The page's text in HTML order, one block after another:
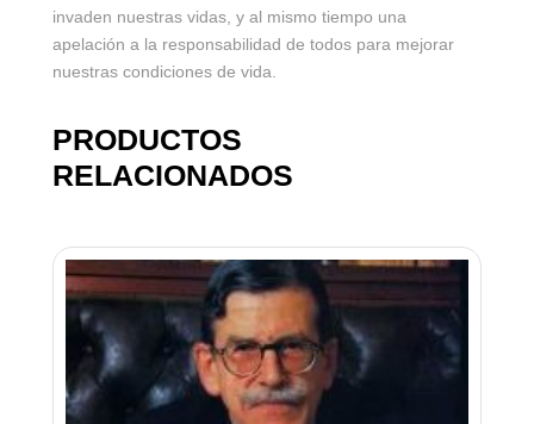
invaden nuestras vidas, y al mismo tiempo una
apelación a la responsabilidad de todos para mejorar
nuestras condiciones de vida.
PRODUCTOS
RELACIONADOS